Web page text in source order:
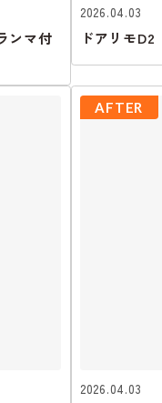
ンマ付
2026.04.03
ドアリモ
AFTER
2026.04.03